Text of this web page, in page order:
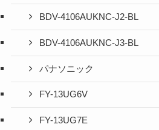
BDV-4106AUKNC-J2-BL
BDV-4106AUKNC-J3-BL
パナソニック
FY-13UG6V
FY-13UG7E